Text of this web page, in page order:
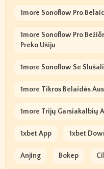
1more Sonoflow Pro
1more Sonoflow Pro
Preko Ušiju
1more Sonoflow Se
1more Tikros Belaidės
1more Trijų Garsiakalbių
1xbet App 1xbet
Anjing Bokep